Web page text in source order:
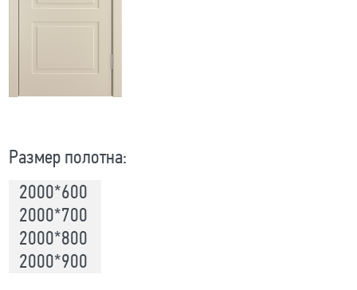
Размер полотна:
2000*600
2000*700
2000*800
2000*900